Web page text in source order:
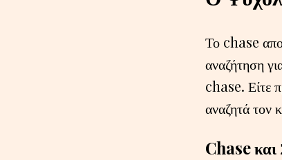
Το chase
αναζήτηση
chase. Είτε
αναζητά τον
Chase